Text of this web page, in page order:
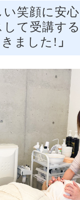
い笑顔に安
して 受講す
きました! 」